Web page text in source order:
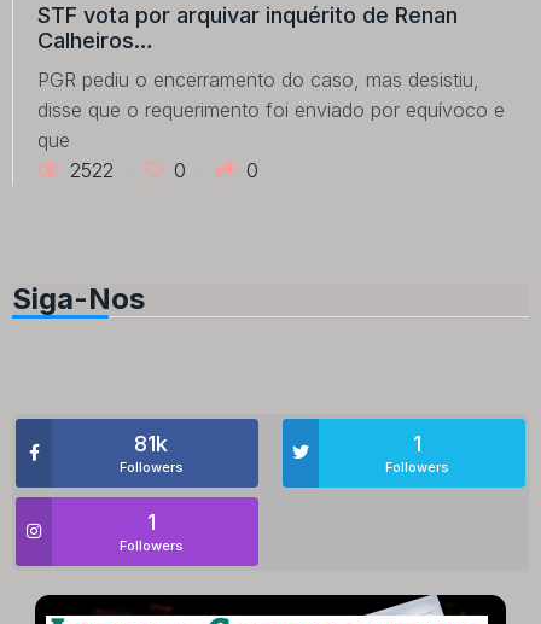
STF vota por arquivar inquérito de Renan
Calheiros…
PGR pediu o encerramento do caso, mas desistiu,
disse que o requerimento foi enviado por equívoco e
que
2522
0 0
Siga-Nos
81k
Followers
1
Followers
1
Followers